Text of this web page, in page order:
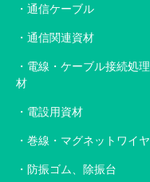
通信ケーブル
通信関連資材
電線・ケーブル接続処理
材
電設用資材
巻線・マグネットワイヤ
防振ゴム、除振台